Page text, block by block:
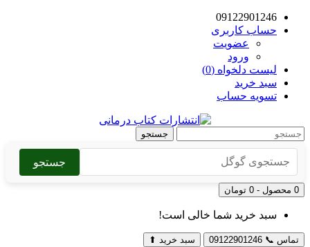
09122901246
حساب کاربری
عضویت
ورود
لیست دلخواه (0)
سبد خرید
تسویه حساب
جستجو
جستجو
0 محصول - 0 تومان
سبد خرید شما خالی است!
تماس 📞
09122901246 سبد خرید ⬆